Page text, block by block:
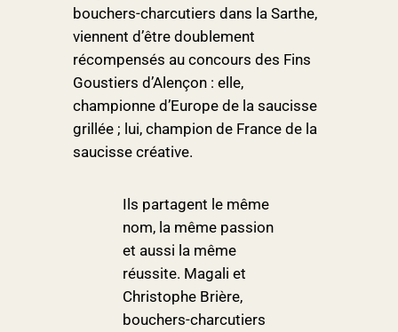
bouchers-charcutiers dans la Sarthe,
viennent d’être doublement
récompensés au concours des Fins
Goustiers d’Alençon : elle,
championne d’Europe de la saucisse
grillée ; lui, champion de France de la
saucisse créative.
Ils partagent le même
nom, la même passion
et aussi la même
réussite. Magali et
Christophe Brière,
bouchers-charcutiers